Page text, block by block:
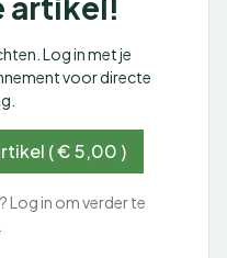
Log in met je
voor directe
( € 5,00 )
Log in om verder te